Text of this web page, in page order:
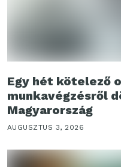
Egy hét kötelező
munkavégzésről
Magyarország
AUGUSZTUS 3, 2026